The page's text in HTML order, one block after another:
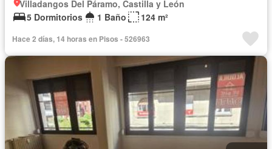
Villadangos Del Páramo, Castilla y León
5 Dormitorios
1 Baño 124 m²
Hace 2 días, 14 horas en Pisos - 526963